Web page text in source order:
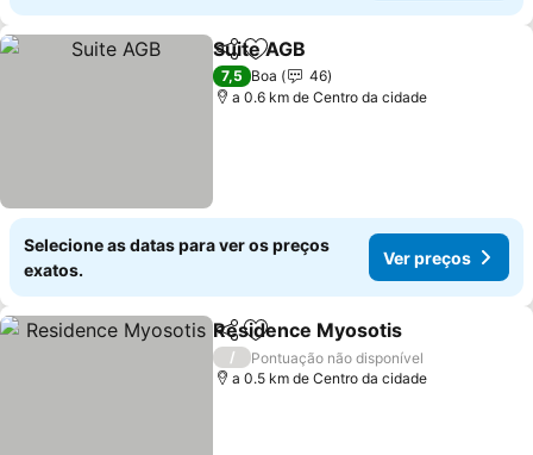
PartilharAdicionar aos favoritos
Suite AGB
7,5 Boa
46
a 0.6 km de Centro da cidade
Selecione as datas para ver os preços
exatos.
Ver preços
PartilharAdicionar aos favoritos
Residence Myosotis
/
Pontuação não disponível
a 0.5 km de Centro da cidade